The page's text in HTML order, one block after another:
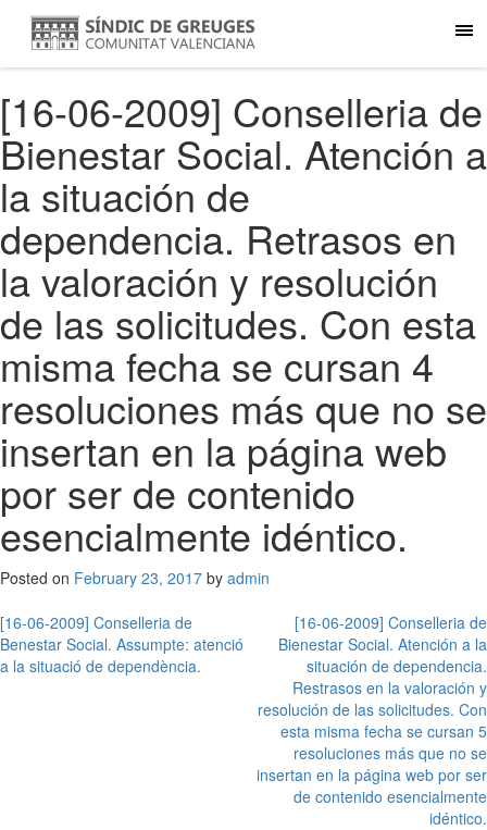
[16-06-2009] Conselleria de
Bienestar Social. Atención a
la situación de
dependencia. Retrasos en
la valoración y resolución
de las solicitudes. Con esta
misma fecha se cursan 4
resoluciones más que no se
insertan en la página web
por ser de contenido
esencialmente idéntico.
Posted on February 23, 2017 by admin
Post
navigation
[16-06-2009] Conselleria de
Benestar Social. Assumpte: atenció
a la situació de dependència.
[16-06-2009] Conselleria de
Bienestar Social. Atención a la
situación de dependencia.
Restrasos en la valoración y
resolución de las solicitudes. Con
esta misma fecha se cursan 5
resoluciones más que no se
insertan en la página web por ser
de contenido esencialmente
idéntico.